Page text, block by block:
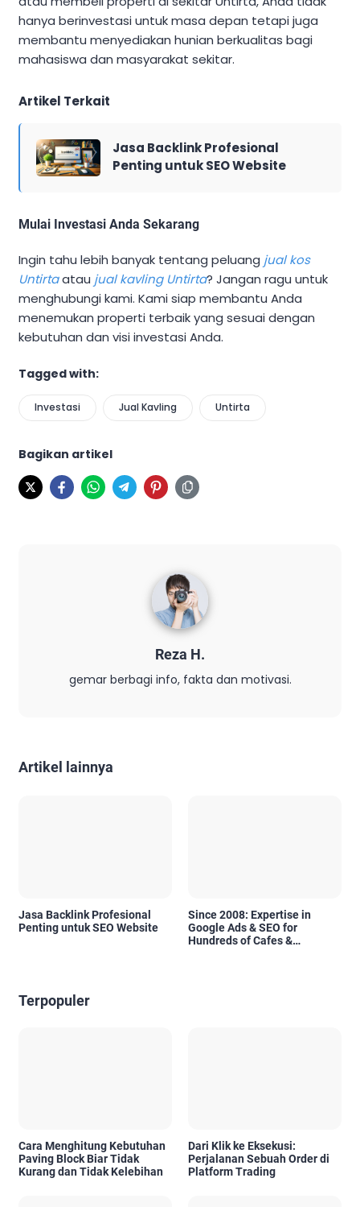
hanya berinvestasi untuk masa depan tetapi juga
membantu menyediakan hunian berkualitas bagi
mahasiswa dan masyarakat sekitar.
Artikel Terkait
Jasa Backlink Profesional
Penting untuk SEO Website
Mulai Investasi Anda Sekarang
Ingin tahu lebih banyak tentang peluang jual kos
Untirtaatau jual kavling Untirta? Jangan ragu untuk
menghubungi kami. Kami siap membantu Anda
menemukan properti terbaik yang sesuai dengan
kebutuhan dan visi investasi Anda.
Tagged with:
Investasi Jual Kavling Untirta
Bagikan artikel
Reza H.
gemar berbagi info, fakta dan motivasi.
Artikel lainnya
Jasa Backlink Profesional
Penting untuk SEO Website
Since 2008: Expertise in
Google Ads & SEO for
Hundreds of Cafes &
Terpopuler
Cara Menghitung Kebutuhan
Paving Block Biar Tidak
Kurang dan Tidak Kelebihan
Dari Klik ke Eksekusi:
Perjalanan Sebuah Order di
Platform Trading